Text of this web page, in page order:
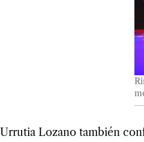
Urru­tia Lozano tam­bién